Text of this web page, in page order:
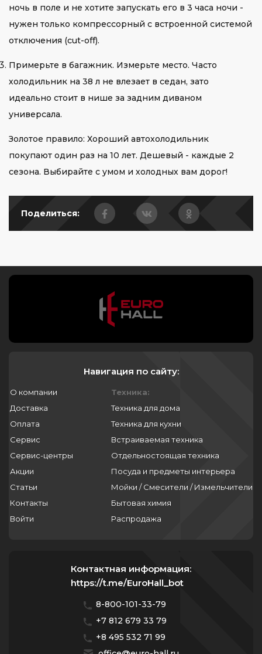
ночь в поле и не хотите запускать его в 3 часа ночи -
нужен только компрессорный с встроенной системой
отключения (cut-off).
Примерьте в багажник. Измерьте место. Часто
холодильник на 38 л не влезает в седан, зато
идеально стоит в нише за задним диваном
универсала.
Золотое правило: Хороший автохолодильник
покупают один раз на 10 лет. Дешевый - каждые 2
сезона. Выбирайте с умом и холодных вам дорог!
Поделиться:
Навигация по сайту:
О компании
Доставка
Оплата
Сервис
Сервис-центры
Акции
Статьи
Контакты
Войти
Техника:
Техника для дома
Техника для кухни
Встраиваемая техника
Отдельностоящая техника
Посуда и предметы интерьера
Мойки / Смесители / Измельчители
Бытовая химия
Распродажа
Контактная информация:
https://t.me/EuroHall_bot
8-800-101-33-79
+7 812 679 33 79
+8 495 532 71 99